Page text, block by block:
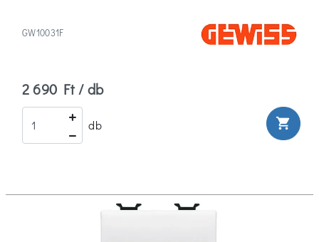
GW10031F
2 690 Ft / db
db shopping_cart